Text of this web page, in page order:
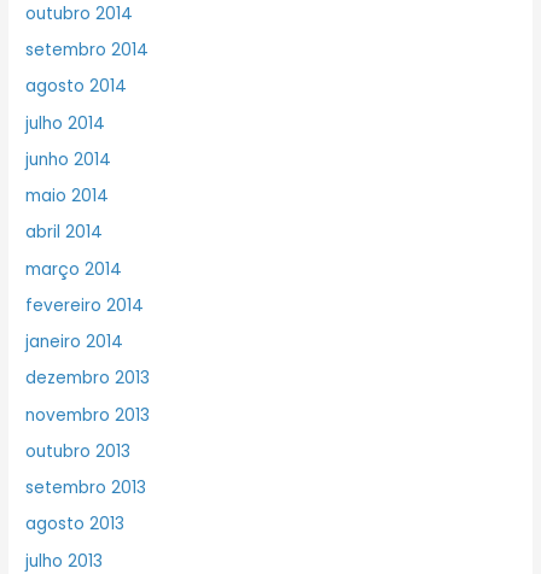
outubro 2014
setembro 2014
agosto 2014
julho 2014
junho 2014
maio 2014
abril 2014
março 2014
fevereiro 2014
janeiro 2014
dezembro 2013
novembro 2013
outubro 2013
setembro 2013
agosto 2013
julho 2013